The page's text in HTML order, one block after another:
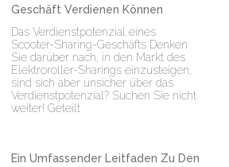
Geschäft Verdienen Können
Das Verdienstpotenzial eines
Scooter-Sharing-Geschäfts Denken
Sie darüber nach, in den Markt des
Elektroroller-Sharings einzusteigen,
sind sich aber unsicher über das
Verdienstpotenzial? Suchen Sie nicht
weiter! Geteilt
Ein Umfassender Leitfaden Zu Den